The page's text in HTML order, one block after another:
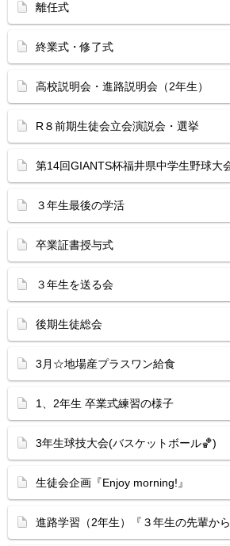
離任式
終業式・修了式
高校説明会・進路説明会（2年生）
R８前期生徒会立会演説会・選挙
第14回GIANTS杯福井県中学生野球
３年生最後の学活
卒業証書授与式
３年生を送る会
後期生徒総会
3月☆地場産プラスワン給食
1、2年生 卒業式練習の様子
3年生球技大会(バスケットボール🏀)
生徒会企画『Enjoy morning!』
進路学習（2年生）『３年生の先輩から